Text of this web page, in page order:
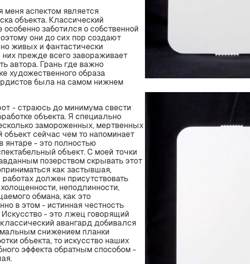
аспектом является
объекта. Классический
заботился о собственной
они до сих пор создают
живых и фантастически
прежде всего завораживает
автора. Грань где важно
художественного образа
была на самом нижнем
- страюсь до минимума свести
объекта. Я специально
замороженных, мертвенных
объект сейчас чем то напоминает
янтаре - это полностью
объект. С моей точки
позерством скрывать этот
как застывшая,
должен присутствовать
неподлинности,
обмана, как это
в этом - истинная честность
Искусство - это лжец говорящий
авангард добивался
снижением планки
объекта, то искусство наших
эффекта обратным способом -